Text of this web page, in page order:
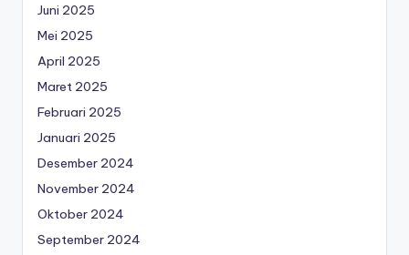
Juni 2025
Mei 2025
April 2025
Maret 2025
Februari 2025
Januari 2025
Desember 2024
November 2024
Oktober 2024
September 2024